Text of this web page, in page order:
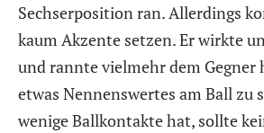
Sechserposition ran. Allerdings
kaum Akzente setzen. Er wirkte
und rannte vielmehr dem
etwas Nennenswertes am Ball zu
wenige Ballkontakte hat, sollte